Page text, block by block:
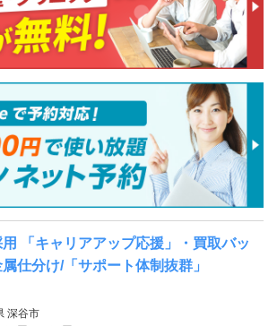
「キャリアアップ応援」・買取バッ
仕分け/「サポート体制抜群」
深谷市